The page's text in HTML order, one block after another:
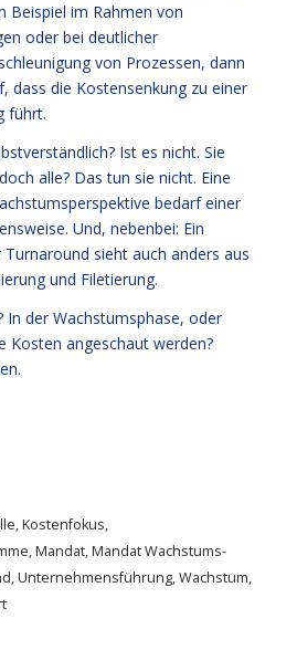
Beispiel im Rahmen von
oder bei deutlicher
von Prozessen, dann
dass die Kostensenkung zu einer
führt.
Ist es nicht. Sie
alle? Das tun sie nicht. Eine
bedarf einer
Und, nebenbei: Ein
sieht auch anders aus
und Filetierung.
In der Wachstumsphase, oder
Kosten angeschaut werden?
,Kostenfokus,
,Mandat,Mandat Wachstums-
,Unternehmensführung,Wachstum,